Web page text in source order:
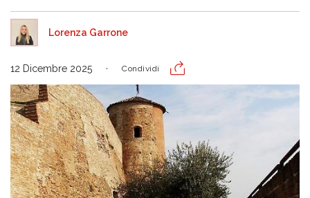
Lorenza Garrone
12 Dicembre 2025 Condividi